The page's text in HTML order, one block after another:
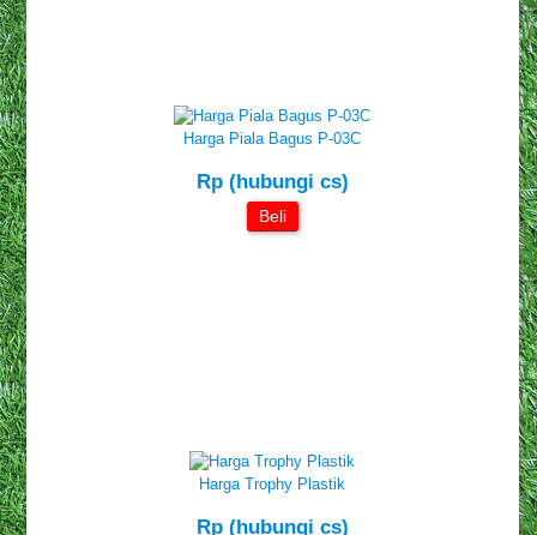
Harga Piala Bagus P-03C
Rp (hubungi cs)
Beli
Harga Trophy Plastik
Rp (hubungi cs)